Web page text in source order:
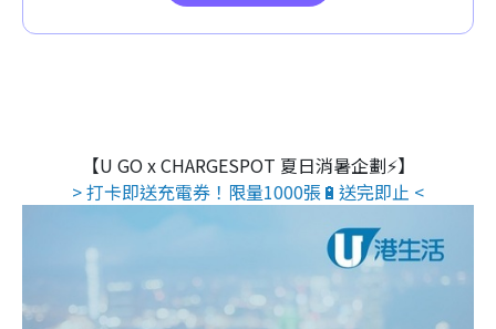
【U GO x CHARGESPOT 夏日消暑企劃⚡】
> 打卡即送充電券！限量1000張🔋送完即止 <